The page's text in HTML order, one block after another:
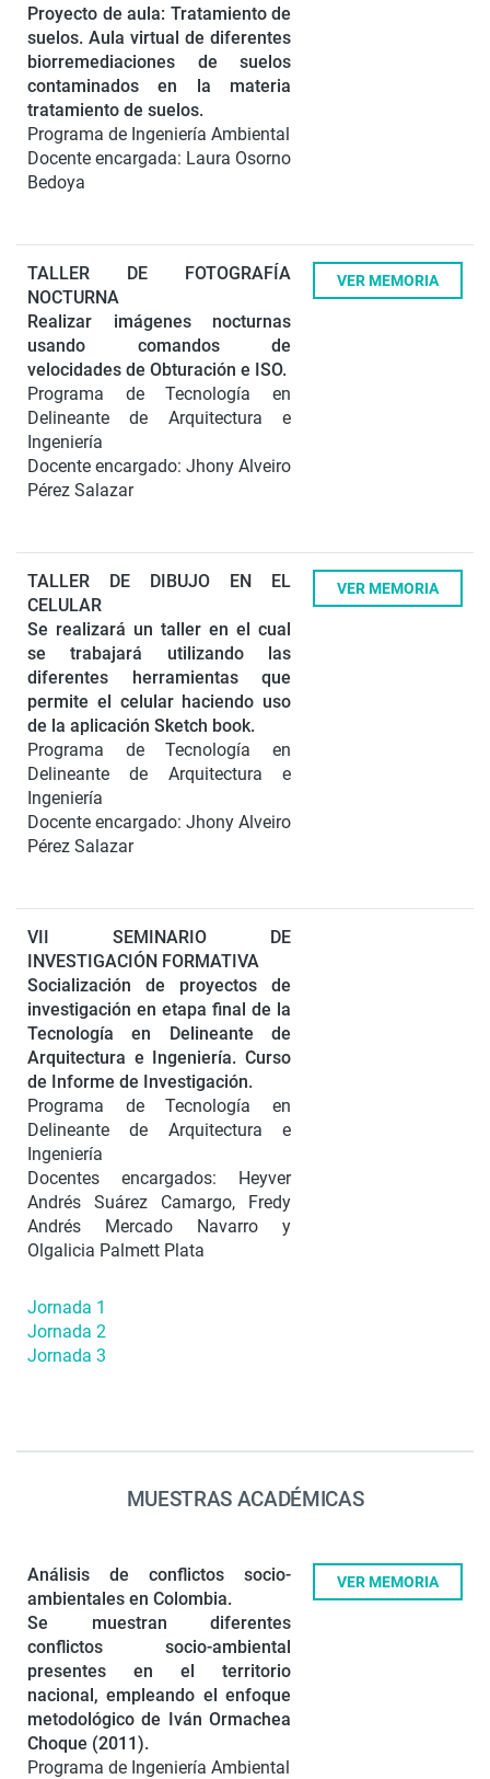
Proyecto de aula: Tratamiento de
suelos. Aula virtual de diferentes
biorremediaciones de suelos
contaminados en la materia
tratamiento de suelos.
Programa de Ingeniería Ambiental
Docente encargada: Laura Osorno
Bedoya
TALLER DE FOTOGRAFÍA
NOCTURNA
Realizar imágenes nocturnas
usando comandos de
velocidades de Obturación e ISO.
Programa de Tecnología en
Delineante de Arquitectura e
Ingeniería
Docente encargado: Jhony Alveiro
Pérez Salazar
VER MEMORIA
TALLER DE DIBUJO EN EL
CELULAR
Se realizará un taller en el cual
se trabajará utilizando las
diferentes herramientas que
permite el celular haciendo uso
de la aplicación Sketch book.
Programa de Tecnología en
Delineante de Arquitectura e
Ingeniería
Docente encargado: Jhony Alveiro
Pérez Salazar
VER MEMORIA
VII SEMINARIO DE
INVESTIGACIÓN FORMATIVA
Socialización de proyectos de
investigación en etapa final de la
Tecnología en Delineante de
Arquitectura e Ingeniería. Curso
de Informe de Investigación.
Programa de Tecnología en
Delineante de Arquitectura e
Ingeniería
Docentes encargados: Heyver
Andrés Suárez Camargo, Fredy
Andrés Mercado Navarro y
Olgalicia Palmett Plata
Jornada 1
Jornada 2
Jornada 3
MUESTRAS ACADÉMICAS
Análisis de conflictos socio-
ambientales en Colombia.
Se muestran diferentes
conflictos socio-ambiental
presentes en el territorio
nacional, empleando el enfoque
metodológico de Iván Ormachea
Choque (2011).
Programa de Ingeniería Ambiental
VER MEMORIA